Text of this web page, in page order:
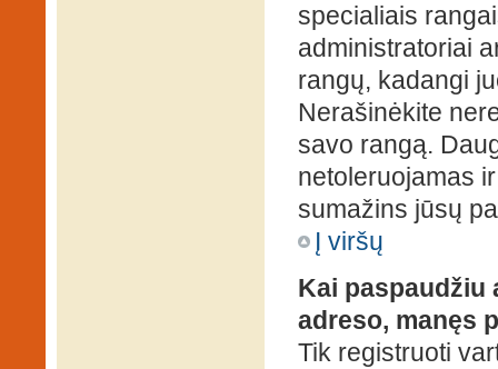
specialiais
administratoriai
rangų, kadangi
Nerašinėkite
savo rangą.
netoleruojamas
sumažins jūsų
Į viršų
Kai
adreso, manęs
Tik registruoti